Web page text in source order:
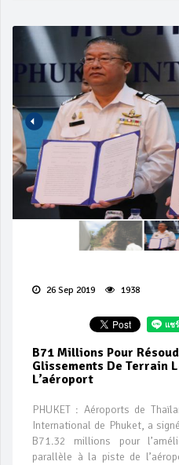
Campagne de sécurité
26 Sep 2019 1938
B71 Millions Pour
Glissements De Terrain
L’aéroport
PHUKET : Aéroports de
International de Phuket, a
B71.32 millions pour
parallèle à la piste de